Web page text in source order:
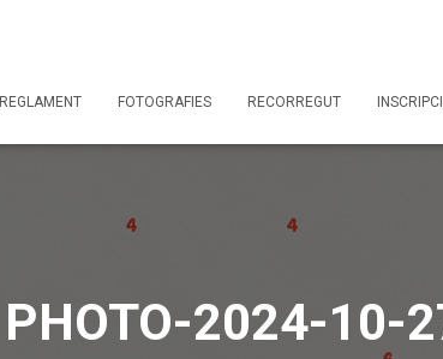
REGLAMENT FOTOGRAFIES RECORREGUT
PHOTO-2024-10-